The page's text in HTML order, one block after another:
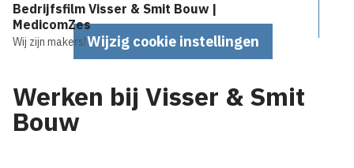
Wijzig cookie instellingen
Bedrijfsfilm Visser & Smit Bouw |
MedicomZes
Wij zijn makers!
Werken bij Visser & Smit
Bouw